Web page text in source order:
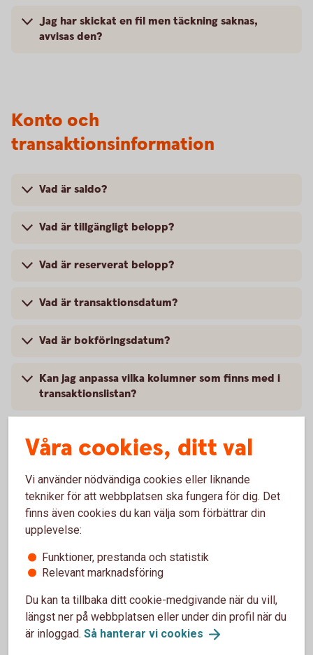
Jag har skickat en fil men täckning saknas,
avvisas den?
Konto och
transaktionsinformation
Vad är saldo?
Vad är tillgängligt belopp?
Vad är reserverat belopp?
Vad är transaktionsdatum?
Vad är bokföringsdatum?
Kan jag anpassa vilka kolumner som finns med i
transaktionslistan?
transaktionslistan?
Kan jag skriva ut transaktionsdetaljer?
Kan jag se vem som har fört över pengar?
Kort
Våra cookies, ditt val
Vi använder nödvändiga cookies eller liknande
tekniker för att webbplatsen ska fungera för dig. Det
finns även cookies du kan välja som förbättrar din
upplevelse:
Funktioner, prestanda och statistik
Relevant marknadsföring
Du kan ta tillbaka ditt cookie-medgivande när du vill,
längst ner på webbplatsen eller under din profil när du
är inloggad. Så hanterar vi cookies